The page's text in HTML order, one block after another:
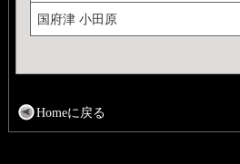
国府津 小田原
Homeに戻る